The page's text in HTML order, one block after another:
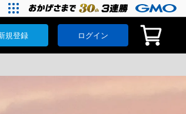
規登録 ログイン